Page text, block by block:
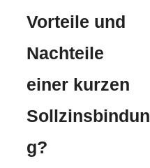
Vorteile und
Nachteile
einer kurzen
Sollzinsbindun
g?